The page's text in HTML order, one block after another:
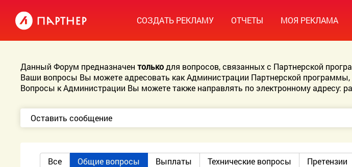
СОЗДАТЬ РЕКЛАМУ ОТЧЕТЫ МОЯ РЕКЛАМА
Данный Форум предназначентолькодля вопросов, связанных с Партнерской
Ваши вопросы Вы можете адресовать как Администрации Партнерской
Вопросы к Администрации Вы можете также направлять по электронному адресу:
Оставить сообщение
Все Общие вопросы Выплаты Технические вопросы Претензии